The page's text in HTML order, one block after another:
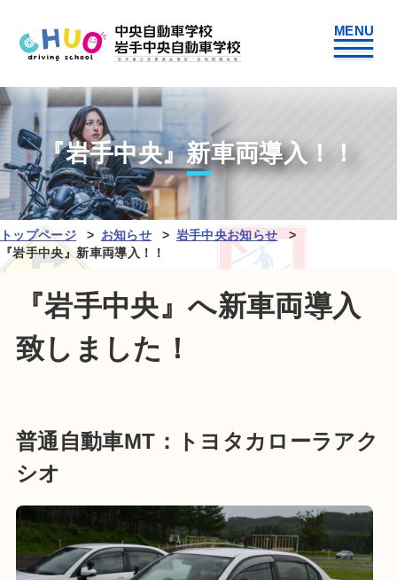
『岩手中央』新車両導入！！
トップページ お知らせ
岩手中央お知らせ
『岩手中央』新車両導入！！
『岩手中央』へ新車両導入
致しました！
普通自動車MT：トヨタカローラアク
シオ